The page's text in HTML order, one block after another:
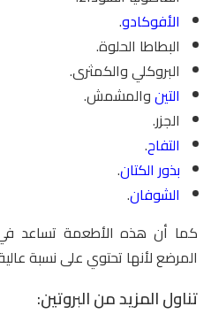
الأفوكادو.
البطاطا الحلوة.
البروكلي والكمثرى.
التينوالمشمش.
الجزر.
التفاح.
بذور الكتان.
الشوفان.
كما أن هذه الأطعمة تساعد في
المرضع لأنها تحتوي على نسبة
تناول المزيد من البروتين: